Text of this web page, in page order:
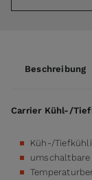
Beschreibung
Carrier Kühl-/
Küh-/
umschaltbare